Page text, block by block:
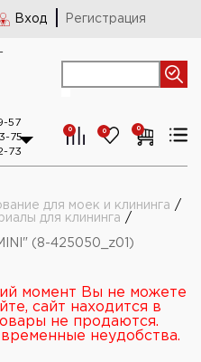
Вход Регистрация
57
75
73
0 0 0
для моек и клининга /
для клининга /
(8-425050_z01)
момент Вы не можете
сайт находится в
не продаются.
неудобства.